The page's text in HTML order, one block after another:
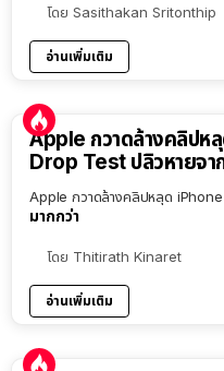
โดย Sasithakan Sritonthip
อ่านเพิ่มเติม
Apple กวาดล้างคลิปห
Drop Test ปลิวหายจา
Apple กวาดล้างคลิปหลุด
มากกว่า
โดย Thitirath Kinaret
อ่านเพิ่มเติม